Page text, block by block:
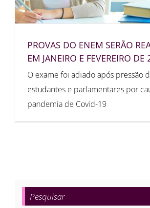
PROVAS DO ENEM SERÃO
EM JANEIRO E FEVEREIRO DE
O exame foi adiado após pressão
estudantes e parlamentares por
pandemia de Covid-19
Pesquisar